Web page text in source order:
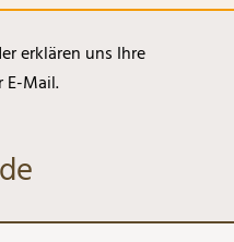
erklären uns Ihre
E-Mail.